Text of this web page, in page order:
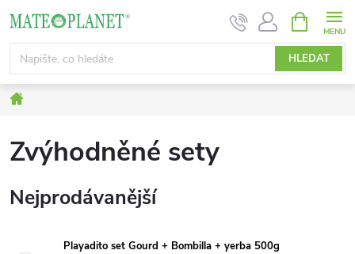
na
obsah
HLEDAT
NÁKUPNÍ
KOŠÍK
Zvýhodněné sety
Nejprodávanější
Playadito set Gourd + Bombilla + yerba 500g